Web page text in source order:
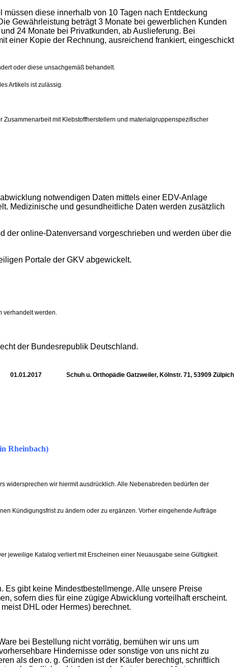
diese innerhalb von 10 Tagen nach Entdeckung
Gewährleistung beträgt 3 Monate bei gewerblichen Kunden
24 Monate bei Privatkunden, ab Auslieferung. Bei
einer Kopie der Rechnung, ausreichend frankiert, eingeschickt
oder diese unsachgemäß behandelt.
Artikels ist zulässig.
mit Klebstoffherstellern und materialgruppenspezifischer
notwendigen Daten mittels einer EDV-Anlage
Medizinische und gesundheitliche Daten werden zusätzlich
der online-Datenversand vorgeschrieben und werden über die
Portale der GKV abgewickelt.
verhandelt werden.
der Bundesrepublik Deutschland.
01.01.2017 Schuh u. Orthopädie Gatzweiler, Kölnstr. 71, 53909 Zülpich
Rheinbach)
widersprechen wir hiermit ausdrücklich. Alle Nebenabreden bedürfen der
Kündigungsfrist zu ändern oder zu ergänzen. Vorher eingehende Aufträge
jeweilige Katalog verliert mit Erscheinen einer Neuausgabe seine Gültigkeit.
gibt keine Mindestbestellmenge. Alle unsere Preise
sofern dies für eine zügige Abwicklung vorteilhaft erscheint.
DHL oder Hermes) berechnet.
bei Bestellung nicht vorrätig, bemühen wir uns um
Hindernisse oder sonstige von uns nicht zu
als den o. g. Gründen ist der Käufer berechtigt, schriftlich